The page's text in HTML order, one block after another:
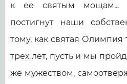
к ее святым мощам...
постигнут наши
тому, как святая Олимпия
трех лет, пусть и мы
же мужеством,